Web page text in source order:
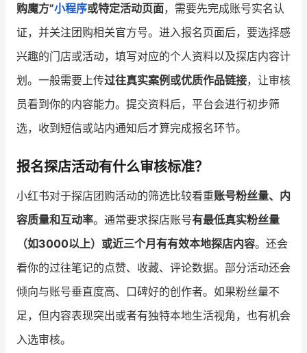
购魔方”小程序或特定活动页面，需要先完成账号实名认
证，并关注团购相关官方号。进入报名页面后，要选择感
兴趣的门店或活动，填写对应的个人资料以及探店内容计
划。一般需要上传过往真实案例或优质作品链接，让审核
员看到你的内容能力。提交资料后，平台会进行初步筛
选，收到短信或站内通知后才算完成报名环节。
报名探店活动有什么审核标准？
小红书对于探店团购活动的筛选比较看重账号粉丝量、内
容质量和互动率。通常要求探店账号有最低真实粉丝量
（如3000以上）或近三个月有有效本地探店内容。还会
看你的过往笔记的点赞、收藏、评论数据。部分活动还会
倾向与账号垂直度高、口碑好的创作者。如果粉丝量不
足，但内容表现突出或者有独特本地生活视角，也有机会
入选审核。